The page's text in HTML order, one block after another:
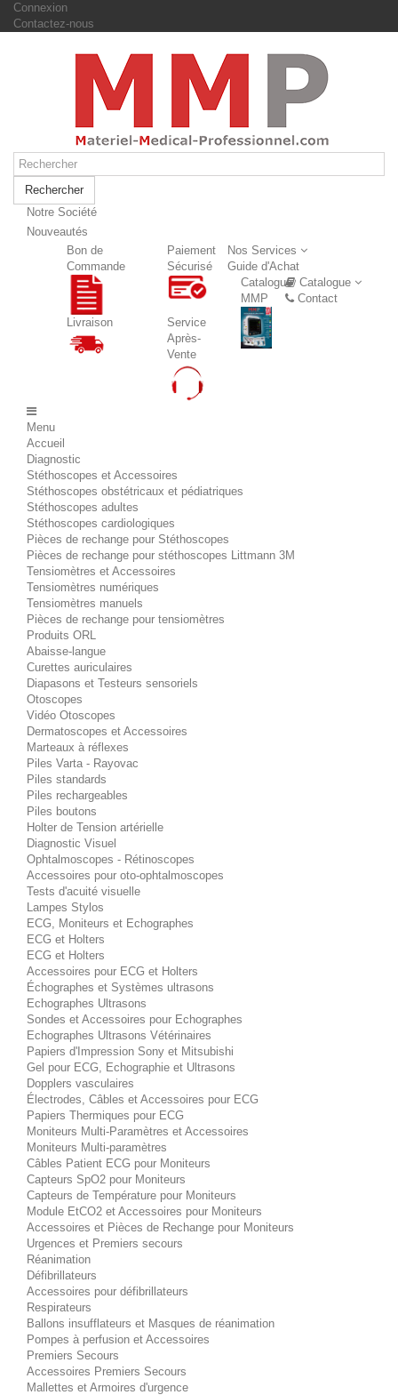
Connexion
Contactez-nous
Rechercher
Notre Société
Nouveautés
Nos Services
Bon de
Commande
Paiement
Sécurisé
Livraison
Service
Après-
Vente
Guide d'Achat
Catalogue
Catalogue
MMP
Contact
Menu
Accueil
Diagnostic
Stéthoscopes et Accessoires
Stéthoscopes obstétricaux et pédiatriques
Stéthoscopes adultes
Stéthoscopes cardiologiques
Pièces de rechange pour Stéthoscopes
Pièces de rechange pour stéthoscopes Littmann 3M
Tensiomètres et Accessoires
Tensiomètres numériques
Tensiomètres manuels
Pièces de rechange pour tensiomètres
Produits ORL
Abaisse-langue
Curettes auriculaires
Diapasons et Testeurs sensoriels
Otoscopes
Vidéo Otoscopes
Dermatoscopes et Accessoires
Marteaux à réflexes
Piles Varta - Rayovac
Piles standards
Piles rechargeables
Piles boutons
Holter de Tension artérielle
Diagnostic Visuel
Ophtalmoscopes - Rétinoscopes
Accessoires pour oto-ophtalmoscopes
Tests d'acuité visuelle
Lampes Stylos
ECG, Moniteurs et Echographes
ECG et Holters
ECG et Holters
Accessoires pour ECG et Holters
Échographes et Systèmes ultrasons
Echographes Ultrasons
Sondes et Accessoires pour Echographes
Echographes Ultrasons Vétérinaires
Papiers d'Impression Sony et Mitsubishi
Gel pour ECG, Echographie et Ultrasons
Dopplers vasculaires
Électrodes, Câbles et Accessoires pour ECG
Papiers Thermiques pour ECG
Moniteurs Multi-Paramètres et Accessoires
Moniteurs Multi-paramètres
Câbles Patient ECG pour Moniteurs
Capteurs SpO2 pour Moniteurs
Capteurs de Température pour Moniteurs
Module EtCO2 et Accessoires pour Moniteurs
Accessoires et Pièces de Rechange pour Moniteurs
Urgences et Premiers secours
Réanimation
Défibrillateurs
Accessoires pour défibrillateurs
Respirateurs
Ballons insufflateurs et Masques de réanimation
Pompes à perfusion et Accessoires
Premiers Secours
Accessoires Premiers Secours
Mallettes et Armoires d'urgence